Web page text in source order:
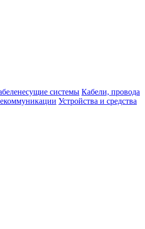
системы Кабели, провода
Устройства и средства